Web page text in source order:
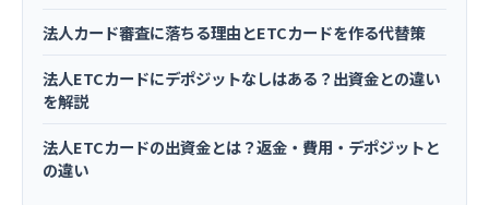
法人カード審査に落ちる理由とETCカードを作る代替策
法人ETCカードにデポジットなしはある？出資金との違い
を解説
法人ETCカードの出資金とは？返金・費用・デポジットと
の違い